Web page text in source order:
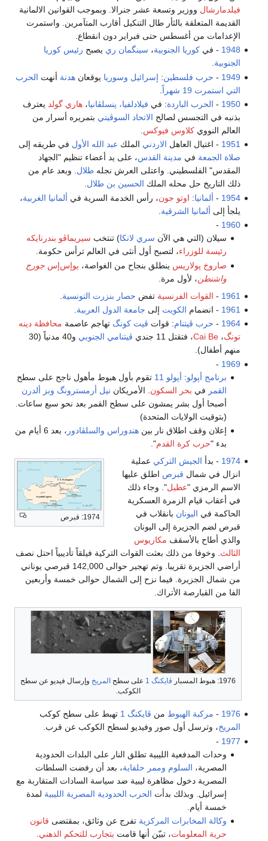
فيلدمارشال ووزير وتسعة عشر جنرالا. وبموجب القوانين الالمانية
القديمة المتعلقة بالثأر طال التنكيل أقارب المتآمرين. واستمرت
الإعدامات من أغسطس حتى فبراير دون انقطاع.
1948 - فيكوريا الجنوبية، سينگمان ري يصبح رئيس كوريا
الجنوبية.
1949
- حرب فلسطين: إسرائيل وسوريا يوقعانهدنة أنهت الحرب
التي استمرت 19 شهراً
1950
- الحرب الباردة: في فيلادلفيا، پنسلڤانيا،هاري گولد يعترف
بذنبه في التجسس لصالح الاتحاد السوڤيتي بتمريره أسرار من
العالم النوويكلاوس فيوكس
1951 - اغتيال العاهل الاردني الملك عبد الله الأول في طريقه إلى
صلاة الجمعة في مدينة القدس، على يد أعضاء تنظيم "الجهاد
المقدس" الفلسطيني. واعتلى العرش نجلهطلال. وبعد عام من
ذلك التاريخ حل محله الملك الحسين بن طلال.
1954
- ألمانيا: اوتو جون، رأس الخدمة السرية في ألمانيا الغربية،
يلجأ إلى ألمانيا الشرقية
1960
-
سيلان (التي هي الآن سري لانكا) تنتخب سيريماڤو بندرنايكه
رئيسة للوزراء، لتصبح أول أنثى في العالم ترأس حكومة.
صاروخ پولاريس ينطلق بنجاح من الغواصة، يوإس‌إس جورج
واشنطن، لأول مرة.
1961
- القوات الفرنسية تفض حصار بنزرت التونسية
1961 - انضمام الكويت إلى جامعة الدول العربية
1964
- حرب ڤيتنام: قوات ڤيت كونگ تهاجم عاصمة محافظة دينه
تونگ،Cai Be، فتقتل 11 جندي ڤيتنامي الجنوبي
و40 مدنياً (30
منهم أطفال).
1969
-
برنامج أپولو: أپولو 11
تقوم بأول هبوط مأهول ناجح على سطح
القمر في بحر السكون . الأمريكان نيل أرمسترونگ وبز ألدرن
أصبحا أول بشر يمشون على سطح القمر بعد نحو سبع ساعات.
(بتوقيت الولايات المتحدة)
إعلان وقف اطلاق نار بين هندوراس والسلڤادور
، بعد 6 أيام من
بدء "حرب كرة القدم".
1974: قبرص
1974 - بدأ الجيش التركي عملية
انزال في شمال قبرص اطلق عليها
الاسم الرمزي "عطيل". وجاء ذلك
في أعقاب قيام الزمرة العسكرية
الحاكمة في اليونان بانقلاب في
قبرص لضم الجزيرة إلى اليونان
والذي أطاح بالأسقف مكاريوس
الثالث . وخوفا من ذلك بعثت القوات التركية فيلقاً تأديبياً احتل نصف
أراضي الجزيرة تقريبا. وتم تهجير حوالى 142,000 قبرصي يوناني
من شمال الجزيرة. فيما نزح إلى الشمال حوالى خمسة وأربعين
الفا من القبارصة الأتراك.
1976: هبوط المسبار ڤايكنگ 1 على سطح المريخ وإرسال فيديو عن سطح
الكوكب.
1976
- مركبة الهبوط من ڤايكنگ 1
تهبط على سطح كوكب
المريخ، وترسل أول صور وفيديو لسطح الكوكب عن قرب.
1977
-
وحدات المدفعية الليبية تطلق النار على البلدات الحدودية
المصرية، السلوم وممر حلفاية، بعد أن رفضت السلطات
المصرية دخول مظاهرة ليبية ضد سياسة السادات المتقاربة مع
إسرائيل. وبذلك بدأت الحرب الحدودية المصرية الليبية لمدة
خمسة أيام.
وكالة المخابرات المركزية تفرج عن وثائق، بمقتضى قانون
حرية المعلومات، تبيّن أنها قامت بتجارب للتحكم الذهني